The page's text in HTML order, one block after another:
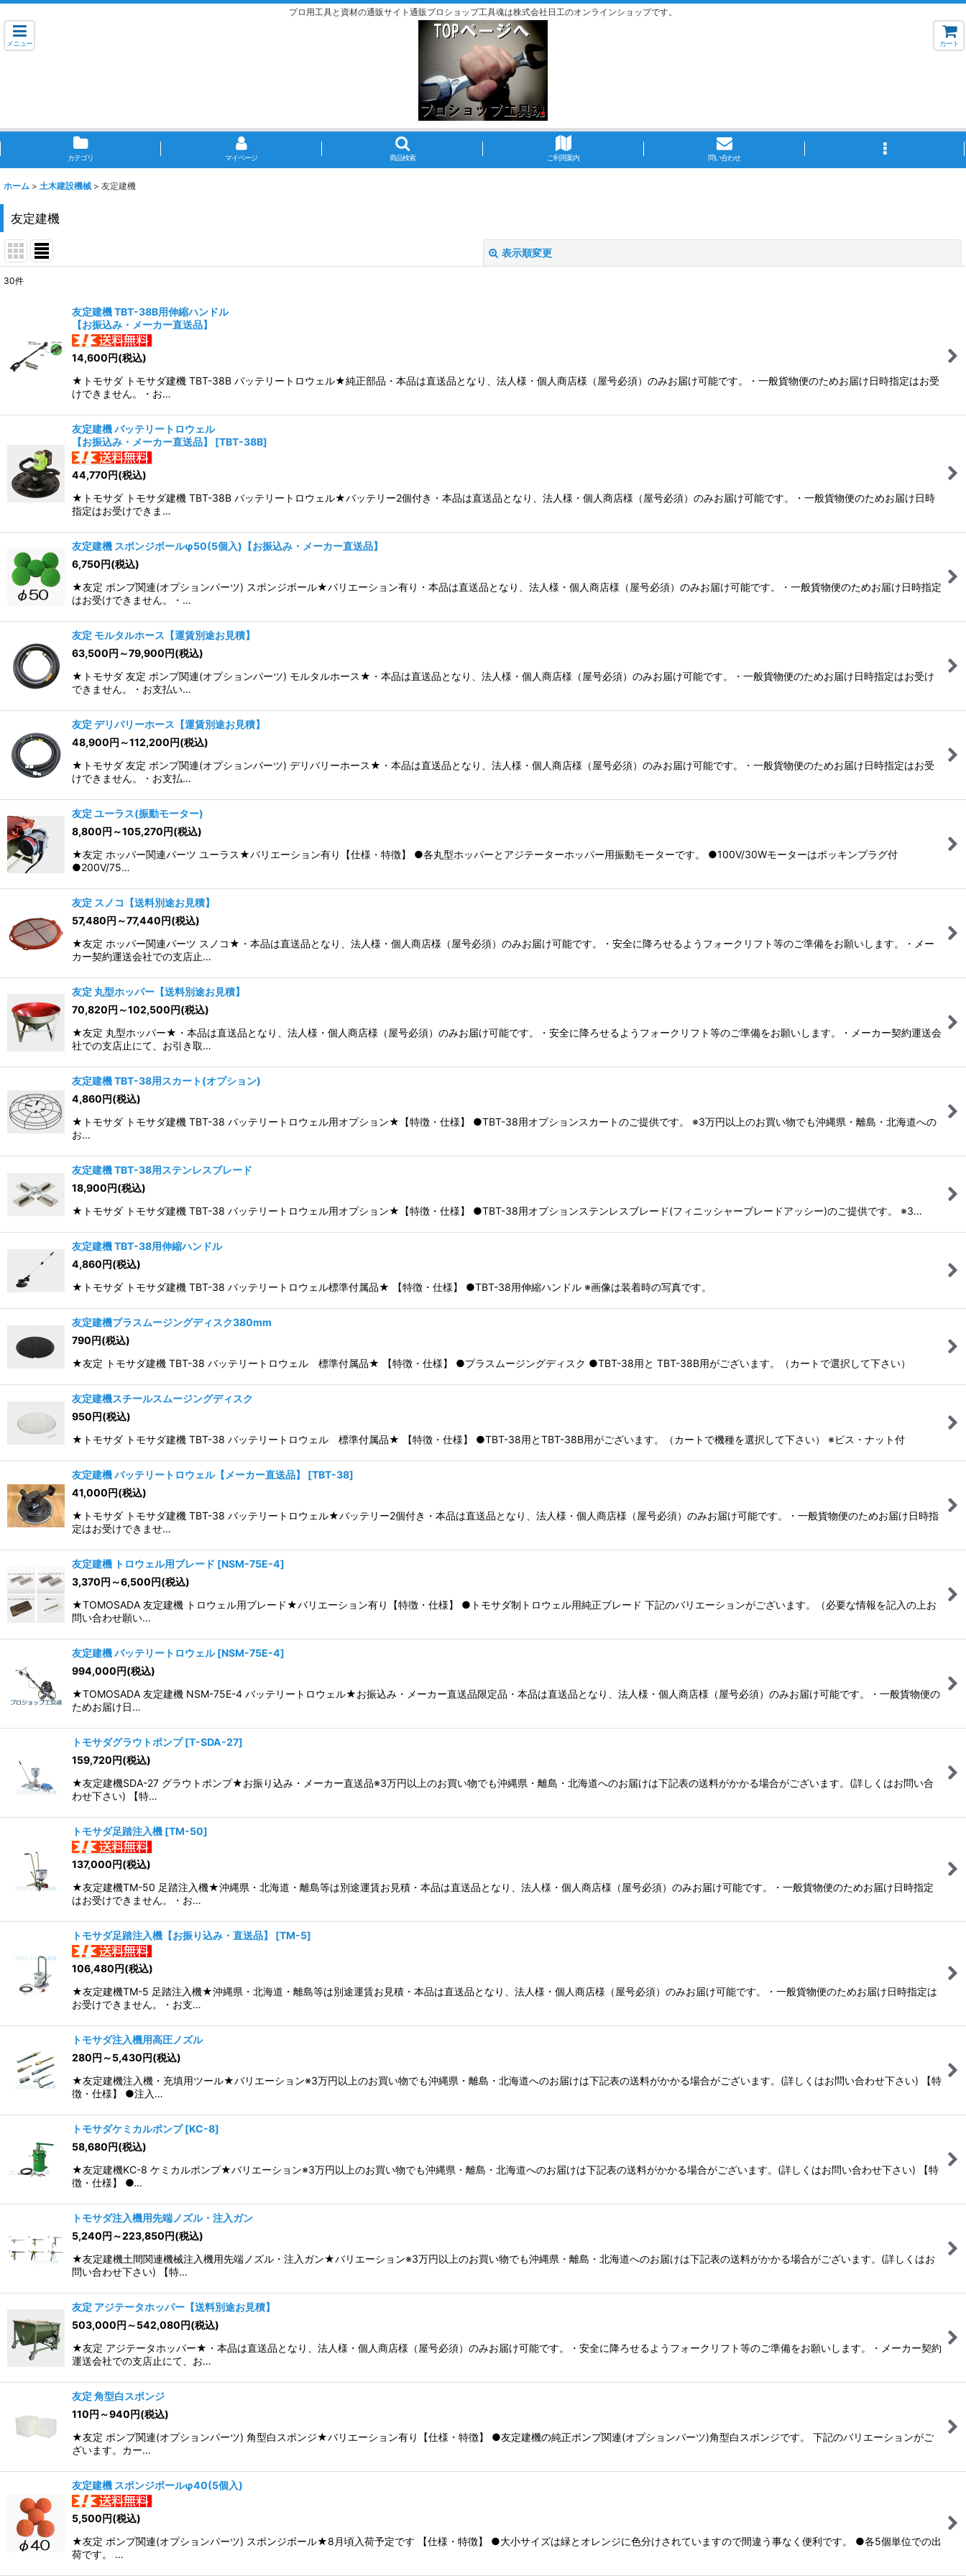
プロ用工具と資材の通販サイト通販プロショップ工具魂は株式会社日工のオンラインショップです。
メニュー カート
カテゴリ マイページ 商品検索 ご利用案内 問い合わせ
ホーム > 土木建設機械 > 友定建機
友定建機
表示順変更
30件
友定建機 TBT-38B用伸縮ハンドル
【お振込み・メーカー直送品】
14,600円(税込)
★トモサダ トモサダ建機 TBT-38B バッテリートロウェル★純正部品・本品は直送品となり、法人様・個人商店様（屋号必須）のみお届け可能です。・一般貨物便のためお届け日時指定はお受
けできません。・お…
友定建機 バッテリートロウェル
【お振込み・メーカー直送品】
[TBT-38B]
44,770円(税込)
★トモサダ トモサダ建機 TBT-38B バッテリートロウェル★バッテリー2個付き・本品は直送品となり、法人様・個人商店様（屋号必須）のみお届け可能です。・一般貨物便のためお届け日時
指定はお受けできま…
友定建機 スポンジボールφ50(5個入)【お振込み・メーカー直送品】
6,750円(税込)
★友定 ポンプ関連(オプションパーツ) スポンジボール★バリエーション有り・本品は直送品となり、法人様・個人商店様（屋号必須）のみお届け可能です。・一般貨物便のためお届け日時指定
はお受けできません。・…
友定 モルタルホース【運賃別途お見積】
63,500円 ～79,900円(税込)
★トモサダ 友定 ポンプ関連(オプションパーツ) モルタルホース★・本品は直送品となり、法人様・個人商店様（屋号必須）のみお届け可能です。・一般貨物便のためお届け日時指定はお受け
できません。・お支払い…
友定 デリバリーホース【運賃別途お見積】
48,900円 ～112,200円(税込)
★トモサダ 友定 ポンプ関連(オプションパーツ) デリバリーホース★・本品は直送品となり、法人様・個人商店様（屋号必須）のみお届け可能です。・一般貨物便のためお届け日時指定はお受
けできません。・お支払…
友定 ユーラス(振動モーター)
8,800円 ～105,270円(税込)
★友定 ホッパー関連パーツ ユーラス★バリエーション有り【仕様・特徴】 ●各丸型ホッパーとアジテーターホッパー用振動モーターです。 ●100V/30Wモーターはポッキンプラグ付
●200V/75…
友定 スノコ【送料別途お見積】
57,480円 ～77,440円(税込)
★友定 ホッパー関連パーツ スノコ★・本品は直送品となり、法人様・個人商店様（屋号必須）のみお届け可能です。・安全に降ろせるようフォークリフト等のご準備をお願いします。・メー
カー契約運送会社での支店止…
友定 丸型ホッパー【送料別途お見積】
70,820円 ～102,500円(税込)
★友定 丸型ホッパー★・本品は直送品となり、法人様・個人商店様（屋号必須）のみお届け可能です。・安全に降ろせるようフォークリフト等のご準備をお願いします。・メーカー契約運送会
社での支店止にて、お引き取…
友定建機 TBT-38用スカート(オプション)
4,860円(税込)
★トモサダ トモサダ建機 TBT-38 バッテリートロウェル用オプション★【特徴・仕様】 ●TBT-38用オプションスカートのご提供です。 ※3万円以上のお買い物でも沖縄県・離島・北海道への
お…
友定建機 TBT-38用ステンレスブレード
18,900円(税込)
★トモサダ トモサダ建機 TBT-38 バッテリートロウェル用オプション★【特徴・仕様】 ●TBT-38用オプションステンレスブレード(フィニッシャーブレードアッシー)のご提供です。 ※3…
友定建機 TBT-38用伸縮ハンドル
4,860円(税込)
★トモサダ トモサダ建機 TBT-38 バッテリートロウェル標準付属品★ 【特徴・仕様】 ●TBT-38用伸縮ハンドル ※画像は装着時の写真です。
友定建機プラスムージングディスク380mm
790円(税込)
★友定 トモサダ建機 TBT-38 バッテリートロウェル 標準付属品★ 【特徴・仕様】 ●プラスムージングディスク ●TBT-38用と TBT-38B用がございます。（カートで選択して下さい）
友定建機スチールスムージングディスク
950円(税込)
★トモサダ トモサダ建機 TBT-38 バッテリートロウェル 標準付属品★ 【特徴・仕様】 ●TBT-38用とTBT-38B用がございます。（カートで機種を選択して下さい） ※ビス・ナット付
友定建機 バッテリートロウェル【メーカー直送品】 [TBT-38]
41,000円(税込)
★トモサダ トモサダ建機 TBT-38 バッテリートロウェル★バッテリー2個付き・本品は直送品となり、法人様・個人商店様（屋号必須）のみお届け可能です。・一般貨物便のためお届け日時指
定はお受けできませ…
友定建機 トロウェル用ブレード [NSM-75E-4]
3,370円 ～6,500円(税込)
★TOMOSADA 友定建機 トロウェル用ブレード★バリエーション有り【特徴・仕様】 ●トモサダ制トロウェル用純正ブレード 下記のバリエーションがございます。（必要な情報を記入の上お
問い合わせ願い…
友定建機 バッテリートロウェル [NSM-75E-4]
994,000円(税込)
★TOMOSADA 友定建機 NSM-75E-4 バッテリートロウェル★お振込み・メーカー直送品限定品・本品は直送品となり、法人様・個人商店様（屋号必須）のみお届け可能です。・一般貨物便の
ためお届け日…
トモサダグラウトポンプ [T-SDA-27]
159,720円(税込)
★友定建機SDA-27 グラウトポンプ★お振り込み・メーカー直送品※3万円以上のお買い物でも沖縄県・離島・北海道へのお届けは下記表の送料がかかる場合がございます。(詳しくはお問い合
わせ下さい) 【特…
トモサダ足踏注入機 [TM-50]
137,000円(税込)
★友定建機TM-50 足踏注入機★沖縄県・北海道・離島等は別途運賃お見積・本品は直送品となり、法人様・個人商店様（屋号必須）のみお届け可能です。・一般貨物便のためお届け日時指定
はお受けできません。・お…
トモサダ足踏注入機【お振り込み・直送品】 [TM-5]
106,480円(税込)
★友定建機TM-5 足踏注入機★沖縄県・北海道・離島等は別途運賃お見積・本品は直送品となり、法人様・個人商店様（屋号必須）のみお届け可能です。・一般貨物便のためお届け日時指定は
お受けできません。・お支…
トモサダ注入機用高圧ノズル
280円 ～5,430円(税込)
★友定建機注入機・充填用ツール★バリエーション※3万円以上のお買い物でも沖縄県・離島・北海道へのお届けは下記表の送料がかかる場合がございます。(詳しくはお問い合わせ下さい) 【特
徴・仕様】 ●注入…
トモサダケミカルポンプ [KC-8]
58,680円(税込)
★友定建機KC-8 ケミカルポンプ★バリエーション※3万円以上のお買い物でも沖縄県・離島・北海道へのお届けは下記表の送料がかかる場合がございます。(詳しくはお問い合わせ下さい) 【特
徴・仕様】 ●…
トモサダ注入機用先端ノズル・注入ガン
5,240円 ～223,850円(税込)
★友定建機土間関連機械注入機用先端ノズル・注入ガン★バリエーション※3万円以上のお買い物でも沖縄県・離島・北海道へのお届けは下記表の送料がかかる場合がございます。(詳しくはお
問い合わせ下さい) 【特…
友定 アジテータホッパー【送料別途お見積】
503,000円 ～542,080円(税込)
★友定 アジテータホッパー★・本品は直送品となり、法人様・個人商店様（屋号必須）のみお届け可能です。・安全に降ろせるようフォークリフト等のご準備をお願いします。・メーカー契約
運送会社での支店止にて、お…
友定 角型白スポンジ
110円 ～940円(税込)
★友定 ポンプ関連(オプションパーツ) 角型白スポンジ★バリエーション有り【仕様・特徴】 ●友定建機の純正ポンプ関連(オプションパーツ)角型白スポンジです。 下記のバリエーションがご
ざいます。カー…
友定建機 スポンジボールφ40(5個入)
5,500円(税込)
★友定 ポンプ関連(オプションパーツ) スポンジボール★8月頃入荷予定です 【仕様・特徴】 ●大小サイズは緑とオレンジに色分けされていますので間違う事なく便利です。 ●各5個単位での出
荷です。 …